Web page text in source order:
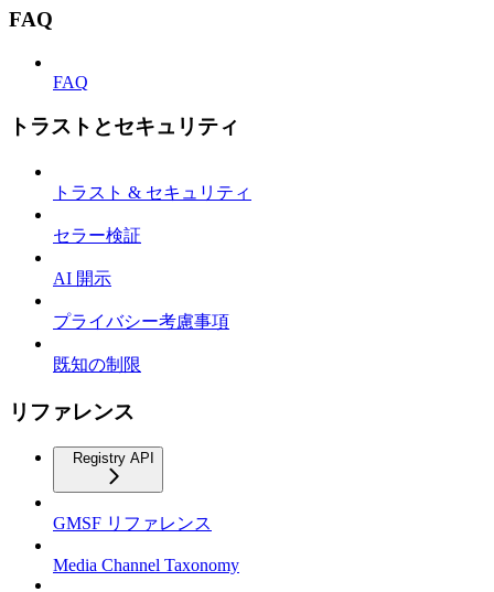
FAQ
FAQ
トラストとセキュリティ
トラスト & セキュリティ
セラー検証
AI 開示
プライバシー考慮事項
既知の制限
リファレンス
Registry API
GMSF リファレンス
Media Channel Taxonomy